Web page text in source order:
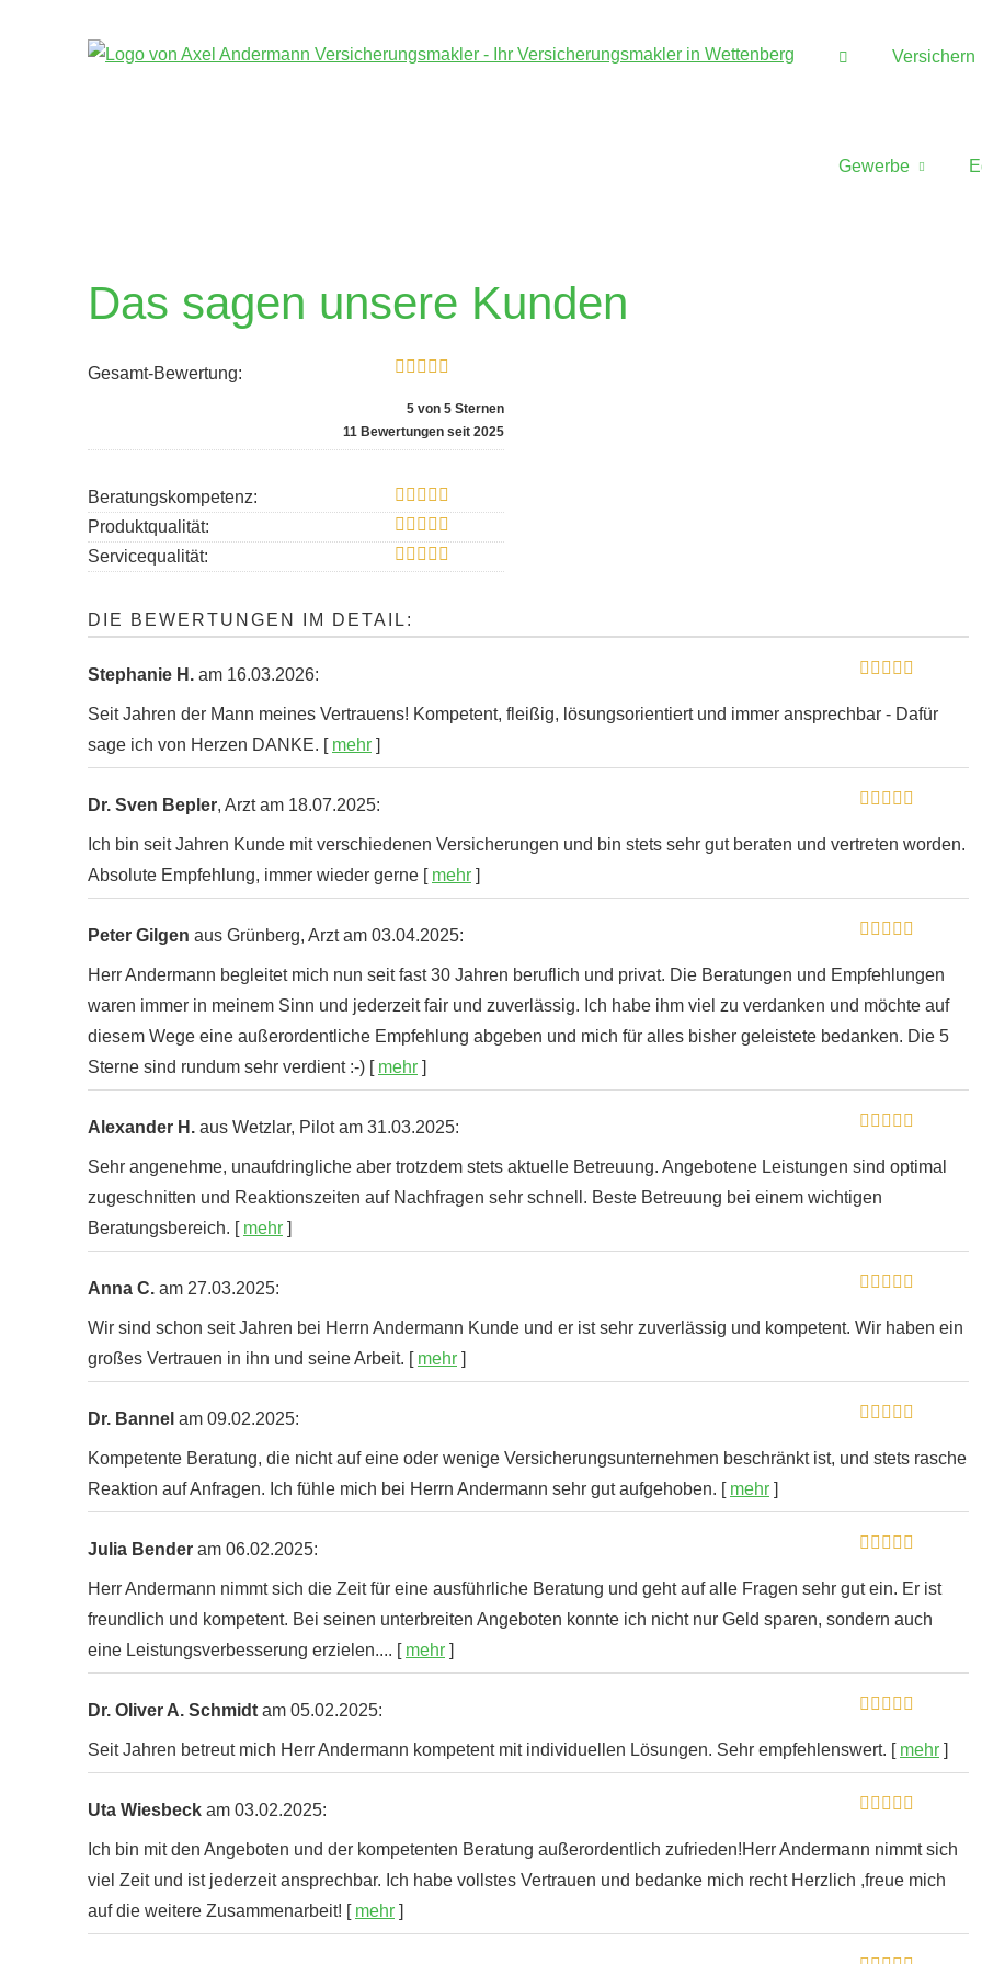
Versichern
Gewerbe
Das sagen unsere Kunden
Gesamt-Bewertung:
5 von 5 Sternen
11 Bewertungen seit 2025
Beratungskompetenz:
Produktqualität:
Servicequalität:
DIE BEWERTUNGEN IM DETAIL:
Stephanie H. am 16.03.2026:
Seit Jahren der Mann meines Vertrauens! Kompetent, fleißig, lösungsorientiert und immer ansprechbar - Dafür
sage ich von Herzen DANKE. [ mehr ]
Dr. Sven Bepler, Arztam 18.07.2025:
Ich bin seit Jahren Kunde mit verschiedenen Versicherungen und bin stets sehr gut beraten und vertreten worden.
Absolute Empfehlung, immer wieder gerne [ mehr ]
Peter Gilgen aus Grünberg, Arztam 03.04.2025:
Herr Andermann begleitet mich nun seit fast 30 Jahren beruflich und privat. Die Beratungen und Empfehlungen
waren immer in meinem Sinn und jederzeit fair und zuverlässig. Ich habe ihm viel zu verdanken und möchte auf
diesem Wege eine außerordentliche Empfehlung abgeben und mich für alles bisher geleistete bedanken. Die 5
Sterne sind rundum sehr verdient :-) [ mehr ]
Alexander H. aus Wetzlar, Pilotam 31.03.2025:
Sehr angenehme, unaufdringliche aber trotzdem stets aktuelle Betreuung. Angebotene Leistungen sind optimal
zugeschnitten und Reaktionszeiten auf Nachfragen sehr schnell. Beste Betreuung bei einem wichtigen
Beratungsbereich. [ mehr ]
Anna C. am 27.03.2025:
Wir sind schon seit Jahren bei Herrn Andermann Kunde und er ist sehr zuverlässig und kompetent. Wir haben ein
großes Vertrauen in ihn und seine Arbeit. [ mehr ]
Dr. Bannel am 09.02.2025:
Kompetente Beratung, die nicht auf eine oder wenige Ver­si­che­rungs­un­ter­neh­men beschränkt ist, und stets rasche
Reaktion auf Anfragen. Ich fühle mich bei Herrn Andermann sehr gut aufgehoben. [ mehr ]
Julia Bender am 06.02.2025:
Herr Andermann nimmt sich die Zeit für eine ausführliche Beratung und geht auf alle Fragen sehr gut ein. Er ist
freundlich und kompetent. Bei seinen unterbreiten Angeboten konnte ich nicht nur Geld sparen, sondern auch
eine Leistungsverbesserung erzielen.... [ mehr ]
Dr. Oliver A. Schmidt am 05.02.2025:
Seit Jahren betreut mich Herr Andermann kompetent mit individuellen Lösungen. Sehr empfehlenswert. [ mehr ]
Uta Wiesbeck am 03.02.2025:
Ich bin mit den Angeboten und der kompetenten Beratung außerordentlich zufrieden!Herr Andermann nimmt sich
viel Zeit und ist jederzeit ansprechbar. Ich habe vollstes Vertrauen und bedanke mich recht Herzlich ,freue mich
auf die weitere Zusammenarbeit! [ mehr ]